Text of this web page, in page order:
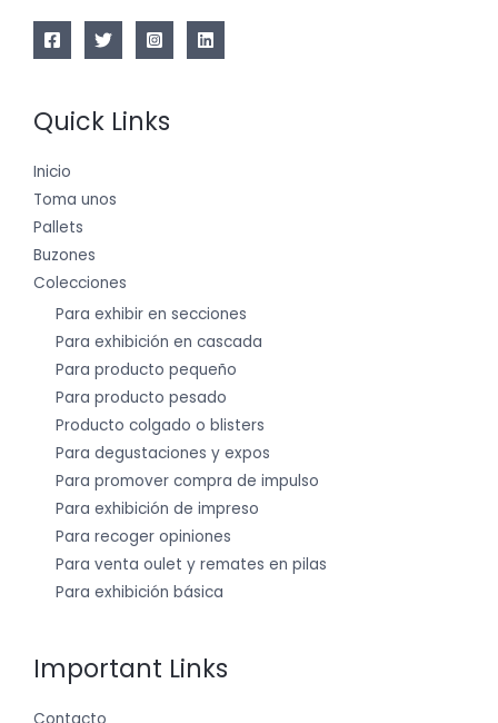
Quick Links
Inicio
Toma unos
Pallets
Buzones
Colecciones
Para exhibir en secciones
Para exhibición en cascada
Para producto pequeño
Para producto pesado
Producto colgado o blisters
Para degustaciones y expos
Para promover compra de impulso
Para exhibición de impreso
Para recoger opiniones
Para venta oulet y remates en pilas
Para exhibición básica
Important Links
Contacto